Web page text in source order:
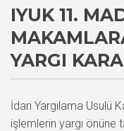
IYUK 11.
YARGI
İdari Yargılama Usulü
işlemlerin yargı önüne